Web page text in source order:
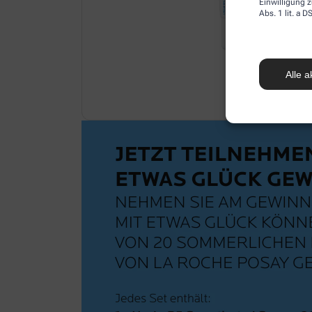
Einwilligung
Abs. 1 lit. a
Alle